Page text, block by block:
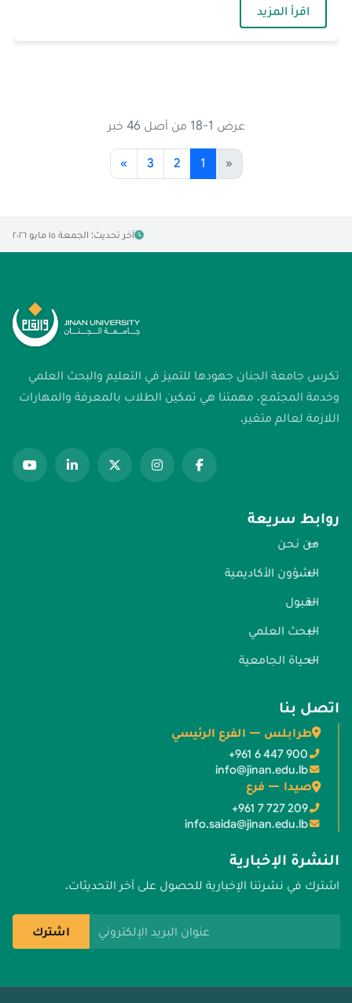
اقرأ المزيد— زيارة الامين العام للجماعة‎
عرض 1-18 من أصل 46 خبر
«
1
2
3
»
آخر تحديث: الجمعة ١٥ مايو ٢٠٢٦
تكرس جامعة الجنان جهودها للتميز في التعليم والبحث العلمي
وخدمة المجتمع. مهمتنا هي تمكين الطلاب بالمعرفة والمهارات
اللازمة لعالم متغير.
روابط سريعة
من نحن
الشؤون الأكاديمية
القبول
البحث العلمي
الحياة الجامعية
اتصل بنا
طرابلس — الفرع الرئيسي
+961 6 447 900
info@jinan.edu.lb
صيدا — فرع
+961 7 727 209
info.saida@jinan.edu.lb
النشرة الإخبارية
اشترك في نشرتنا الإخبارية للحصول على آخر التحديثات.
اشترك